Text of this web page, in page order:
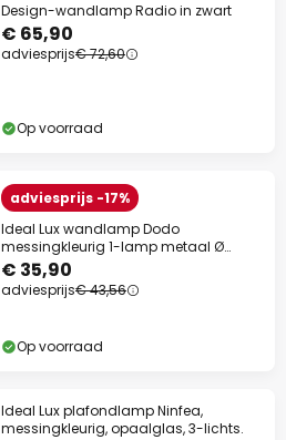
Design-wandlamp Radio in zwart
€ 65,90
adviesprijs€ 72,60
Op voorraad
adviesprijs -17%
Ideal Lux wandlamp Dodo
messingkleurig 1-lamp metaal Ø
8.5cm
€ 35,90
adviesprijs€ 43,56
Op voorraad
Ideal Lux plafondlamp Ninfea,
messingkleurig, opaalglas, 3-lichts.